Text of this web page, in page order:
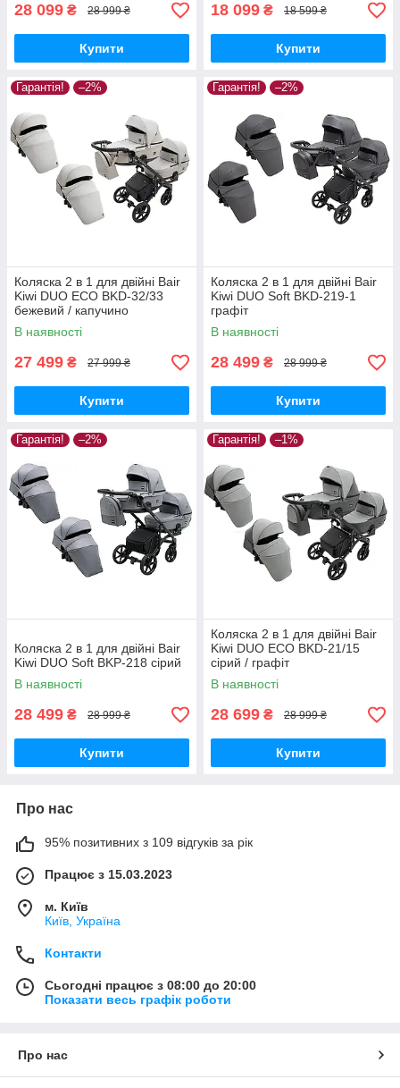
28 099 ₴ 28 999 ₴
Купити
18 099 ₴ 18 599 ₴
Купити
Гарантія! –2%
Коляска 2 в 1 для двійні Bair
Kiwi DUO ECO BKD-32/33
бежевий / капучино
В наявності
27 499 ₴ 27 999 ₴
Купити
Гарантія! –2%
Коляска 2 в 1 для двійні Bair
Kiwi DUO Soft BKD-219-1
графіт
В наявності
28 499 ₴ 28 999 ₴
Купити
Гарантія! –2%
Коляска 2 в 1 для двійні Bair
Kiwi DUO Soft BKP-218 сірий
В наявності
28 499 ₴ 28 999 ₴
Купити
Гарантія! –1%
Коляска 2 в 1 для двійні Bair
Kiwi DUO ECO BKD-21/15
сірий / графіт
В наявності
28 699 ₴ 28 999 ₴
Купити
Про нас
95% позитивних з 109 відгуків за рік
Працює з 15.03.2023
м. Київ
Київ, Україна
Контакти
Сьогодні працює з 08:00 до 20:00
Показати весь графік роботи
Про нас